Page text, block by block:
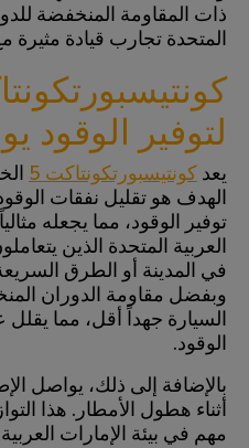
ذات المقاومة المنخفضة
المتحدة تجارب قيادة مثيرة
لتوفير الوقود
يعد كونتيسبورتكونتاكت 5
الهدف هو تقليل نفقات
توفير الوقود، مما يجعله
العربية المتحدة الذين
في المدينة أو الطرق
وبفضل مقاومة الدوران
السيارة جهداً أقل، مما
الوقود.
بالإضافة إلى ذلك، يواصل
أثناء هطول الأمطار. هذا
مهم في بيئة الإمارات العربية